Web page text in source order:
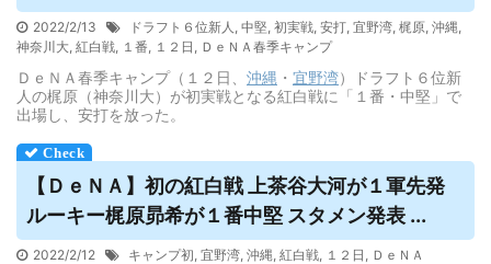
2022/2/13 ドラフト６位新人 , 中堅, 初実戦, 安打, 宜野湾, 梶原, 沖縄,
神奈川大, 紅白戦, １番, １２日 , ＤｅＮＡ春季キャンプ
ＤｅＮＡ春季キャンプ（１２日、 沖縄 ・ 宜野湾）ドラフト６位新
人の梶原（神奈川大）が初実戦となる紅白戦に「１番・中堅」で
出場し、安打を放った。
【ＤｅＮＡ】初の紅白戦 上茶谷大河が１軍先発
ルーキー梶原昴希が１番中堅 スタメン発表 ...
2022/2/12 キャンプ初, 宜野湾, 沖縄, 紅白戦, １２日 , ＤｅＮＡ